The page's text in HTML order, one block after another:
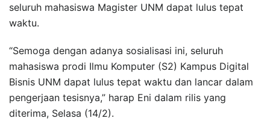
seluruh mahasiswa Magister UNM dapat lulus tepat
waktu.
“Semoga dengan adanya sosialisasi ini, seluruh
mahasiswa prodi Ilmu Komputer (S2) Kampus Digital
Bisnis UNM dapat lulus tepat waktu dan lancar dalam
pengerjaan tesisnya,” harap Eni dalam rilis yang
diterima, Selasa (14/2).